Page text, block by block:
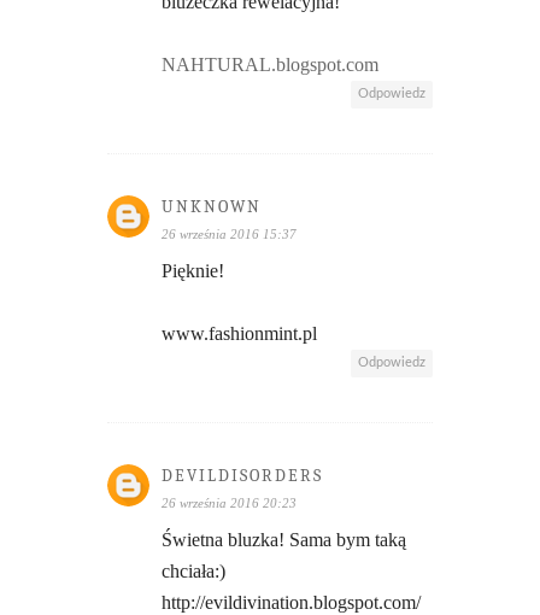
NAHTURAL.blogspot.com
Odpowiedz
UNKNOWN
26 września 2016 15:37
Pięknie!
www.fashionmint.pl
Odpowiedz
DEVILDISORDERS
26 września 2016 20:23
Świetna bluzka! Sama bym taką
chciała:)
http://evildivination.blogspot.com/